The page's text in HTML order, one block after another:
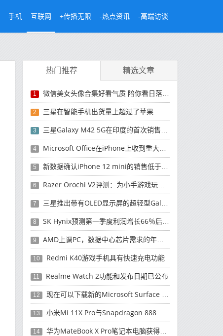
手机 互联网 +传播无限 -热点资讯 -高端访谈
热门推荐 精选文章
1 微信美女头像合集好看气质 陪你看日落的人比日落更浪漫
2 三星在智能手机出货量上超过了苹果
3 三星Galaxy M42 5G在印度的首次销售将于今晚开始
4 Microsoft Office在iPhone上收到重大更新
5 新数据确认iPhone 12 mini的销售低于预期
6 Razer Orochi V2评测：为小手游戏玩家设计的鼠标
7 三星推出带有OLED显示屏的超轻型Galaxy Book Pro和Galaxy Book Pro 360笔记本电脑
8 SK Hynix预测第一季度利润增长66％后，对芯片的需求将增强
9 AMD上调PC，数据中心芯片需求的年度收入预测
10 Redmi K40游戏手机具有快速充电功能
11 Realme Watch 2功能和发布日期已公布
12 现在可以下载新的Microsoft Surface Duo更新
13 小米Mi 11X Pro与Snapdragon 888处理器一起发布
14 华为MateBook X Pro笔记本电脑获得全新升级